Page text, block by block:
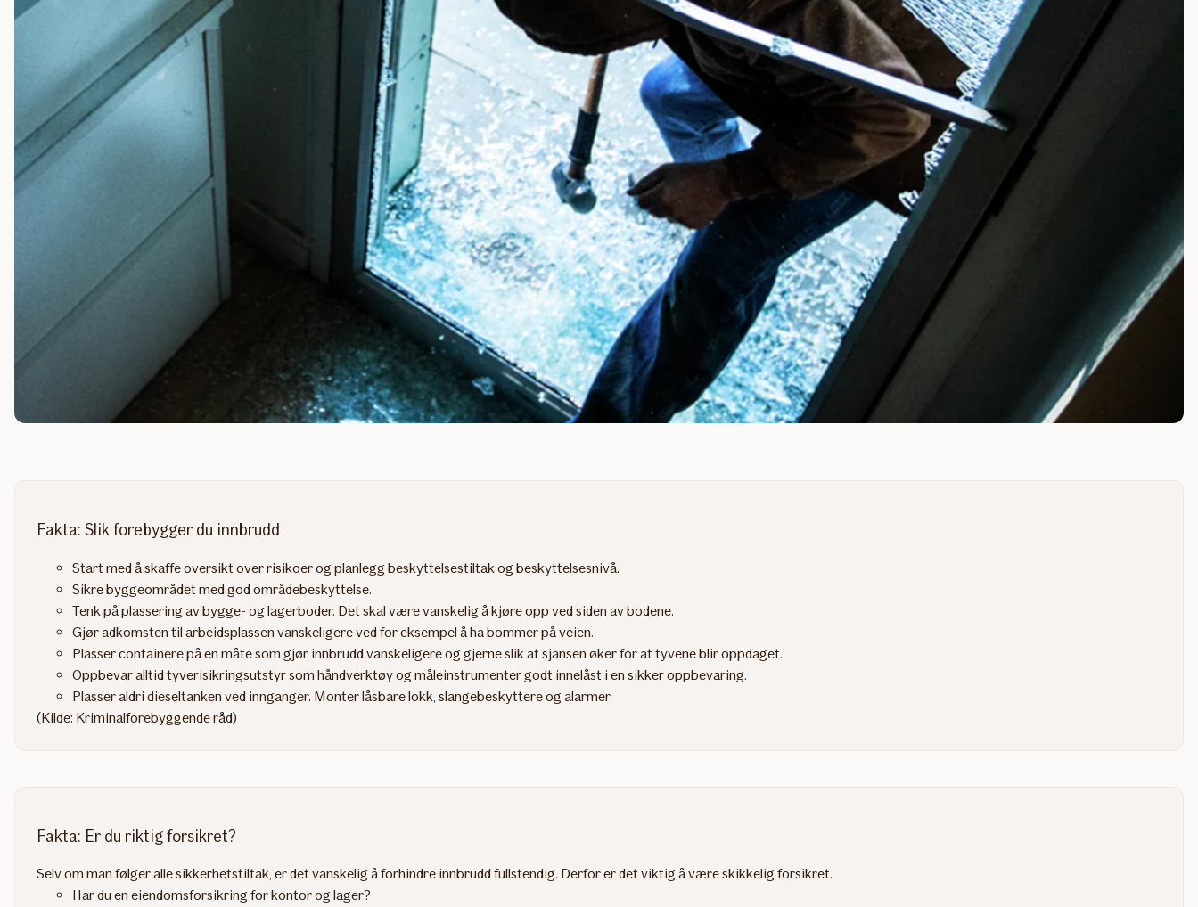
Fakta: Slik forebygger du innbrudd
Start med å skaffe oversikt over risikoer og planlegg beskyttelsestiltak og beskyttelsesnivå.
Sikre byggeområdet med god områdebeskyttelse.
Tenk på plassering av bygge- og lagerboder. Det skal være vanskelig å kjøre opp ved siden av bodene.
Gjør adkomsten til arbeidsplassen vanskeligere ved for eksempel å ha bommer på veien.
Plasser containere på en måte som gjør innbrudd vanskeligere og gjerne slik at sjansen øker for at tyvene blir oppdaget.
Oppbevar alltid tyverisikringsutstyr som håndverktøy og måleinstrumenter godt innelåst i en sikker oppbevaring.
Plasser aldri dieseltanken ved innganger. Monter låsbare lokk, slangebeskyttere og alarmer.
(Kilde: Kriminalforebyggende råd)
Fakta: Er du riktig forsikret?
Selv om man følger alle sikkerhetstiltak, er det vanskelig å forhindre innbrudd fullstendig. Derfor er det viktig å være skikkelig forsikret.
Har du en eiendomsforsikring for kontor og lager?